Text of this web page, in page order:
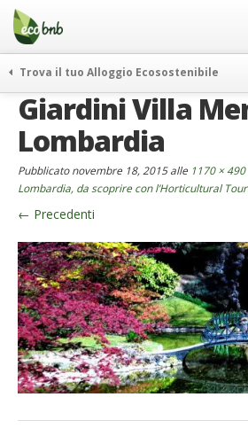
Menu
Salta
contenuto
Offerte Speciali
Regali
FAQ
Chi Siamo
Partner
Contatti
Italiano
German
English
Spanish
French
Trova il tuo Alloggio Ecosostenibile
weekend green
curiosità
vivere e viaggiare verde
news ed eventi
rassegna stampa
Giardini Villa
Lombardia
Pubblicatonovembre 18, 2015alle 1170 × 490
Lombardia, da scoprire con l’Horticultural
← Precedenti